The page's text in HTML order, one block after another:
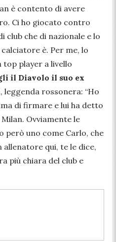
è contento di avere
Ci ho giocato contro
club che di nazionale e lo
è. Per me, lo
top player a livello
il Diavolo il suo ex
, leggenda rossonera: “Ho
di firmare e lui ha detto
Ovviamente le
però uno come Carlo, che
qui, te le dice,
più chiara del club e